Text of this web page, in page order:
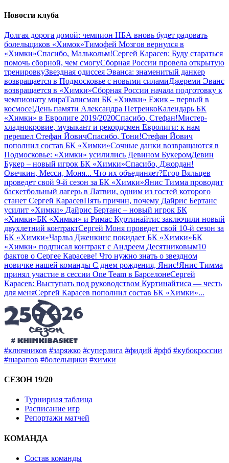
Новости клуба
Долгая дорога домой: чемпион НБА вновь будет радовать
болельщиков «Химок»Тимофей Мозгов вернулся в
«Химки»Спасибо, Малькольм!Сергей Карасев: Буду стараться
помочь сборной, чем смогуСборная России провела открытую
тренировкуЗвездная одиссея Эванса: знаменитый данкер
возвращается в Подмосковье с новыми силамиДжереми Эванс
возвращается в «Химки»Сборная России начала подготовку к
чемпионату мираТалисман БК «Химки» Ежик – первый в
космосе!День памяти Александра ПетренкоКалендарь БК
«Химки» в Евролиге 2019/2020Спасибо, Стефан!Мистер-
хладнокровие, музыкант и рекордсмен Евролиги: к нам
перешел Стефан ЙовичСпасибо, Тони!Стефан Йович
пополнил состав БК «Химки»Сочные данки возвращаются в
Подмосковье: «Химки» усилились Девином БукеромДевин
Букер – новый игрок БК «Химки»Спасибо, Джордан!
Овечкин, Месси, Моня... Что их объединяет?Егор Вяльцев
проведет свой 9-й сезон за БК «Химки»Янис Тимма проводит
баскетбольный лагерь в Латвии, одним из гостей которого
станет Сергей КарасевПять причин, почему Дайрис Бертанс
усилит «Химки» Дайрис Бертанс – новый игрок БК
«Химки»БК «Химки» и Римас Куртинайтис заключили новый
двухлетний контрактСергей Моня проведет свой 10-й сезон за
БК «Химки»Чарльз Дженкинс покидает БК «Химки»БК
«Химки» подписал контракт с Андреем Десятниковым10
фактов о Сергее Карасеве! Что нужно знать о звездном
новичке нашей команды С днем рождения, Янис!Янис Тимма
принял участие в сессии One Team в БарселонеСергей
Карасев: Выступать под руководством Куртинайтиса — честь
для меняСергей Карасев пополнил состав БК «Химки»...
#ключников #заряжко #суперлига #фидий #рфб #кубокроссии
#шарапов #болельщики #химки
СЕЗОН 19/20
Турнирная таблица
Расписание игр
Репортажи матчей
КОМАНДА
Состав команды